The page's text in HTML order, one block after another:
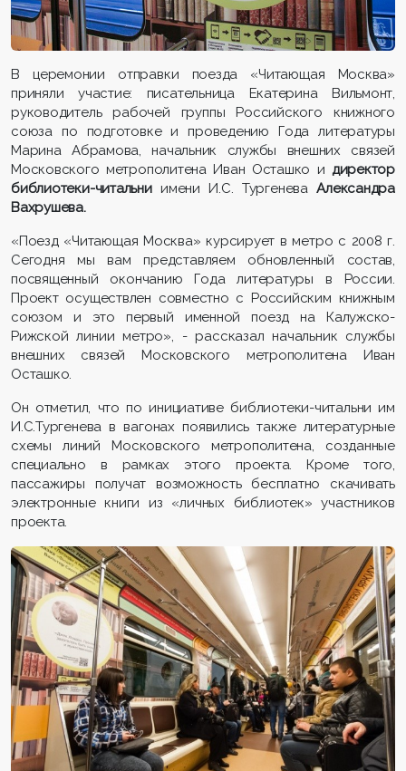
В церемонии отправки поезда «Читающая Москва»
приняли участие: писательница Екатерина Вильмонт,
руководитель рабочей группы Российского книжного
союза по подготовке и проведению Года литературы
Марина Абрамова, начальник службы внешних связей
Московского метрополитена Иван Осташко и директор
библиотеки-читальниимени И.С. ТургеневаАлександра
Вахрушева.
«Поезд «Читающая Москва» курсирует в метро с 2008 г.
Сегодня мы вам представляем обновленный состав,
посвященный окончанию Года литературы в России.
Проект осуществлен совместно с Российским книжным
союзом и это первый именной поезд на Калужско-
Рижской линии метро», - рассказал начальник службы
внешних связей Московского метрополитена Иван
Осташко.
Он отметил, что по инициативе библиотеки-читальни им
И.С.Тургенева в вагонах появились также литературные
схемы линий Московского метрополитена, созданные
специально в рамках этого проекта. Кроме того,
пассажиры получат возможность бесплатно скачивать
электронные книги из «личных библиотек» участников
проекта.